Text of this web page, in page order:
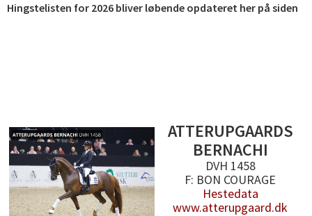
Hingstelisten for 2026 bliver løbende opdateret her på siden
ATTERUPGAARDS
BERNACHI
DVH 1458
F: BON COURAGE
Hestedata
www.atterupgaard.dk